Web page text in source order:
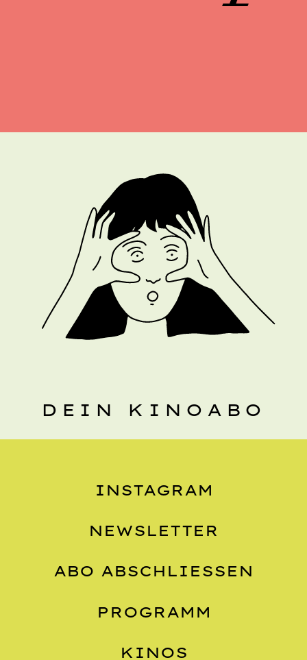
DEIN KINOABO
INSTAGRAM
NEWSLETTER
ABO ABSCHLIESSEN
PROGRAMM
KINOS